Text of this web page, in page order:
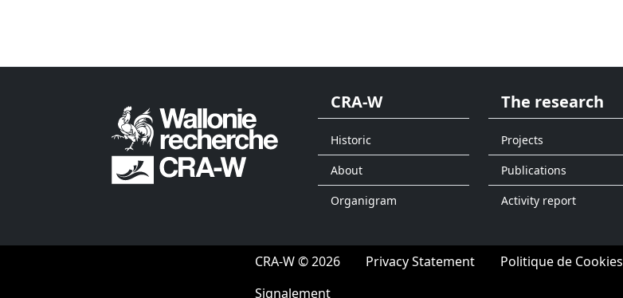
CRA-W
Historic
About
Organigram
The research
Projects
Publications
Activity report
CRA-W © 2026 Privacy Statement Politique de Cookies
Signalement